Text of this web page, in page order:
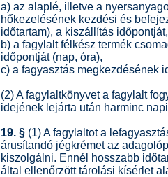
a) az alaplé, illetve a
hőkezelésének kezdési és
időtartam), a kiszállítás időpontját,
b) a fagylalt félkész termék
időpontját (nap, óra),
c) a fagyasztás megkezdésének
(2) A fagylaltkönyvet a fagylalt
idejének lejárta után harminc
19. § (1) A fagylaltot a
árusítandó jégkrémet az
kiszolgálni. Ennél hosszabb
által ellenőrzött tárolási kísérlet